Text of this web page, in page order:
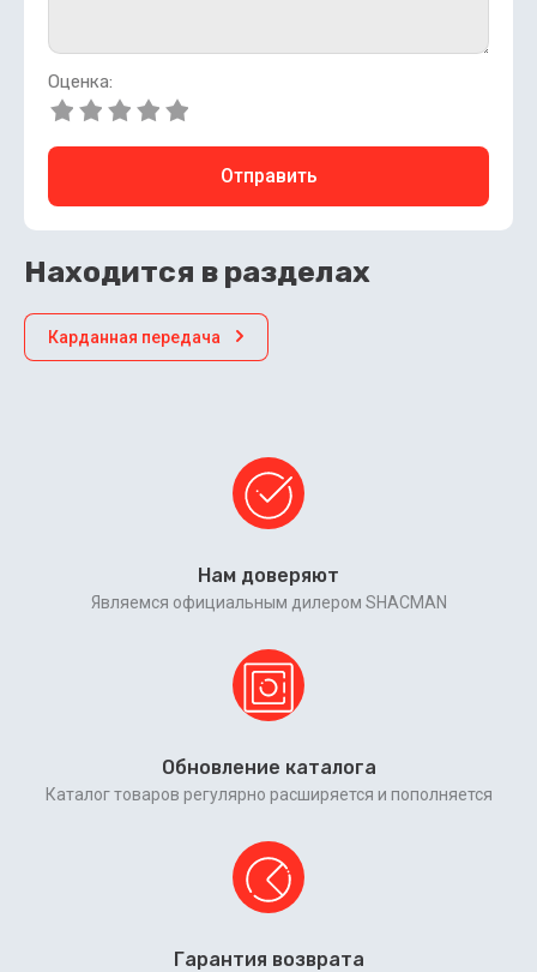
Оценка:
Отправить
Находится в разделах
Карданная передача
Нам доверяют
Являемся официальным дилером SHACMAN
Обновление каталога
Каталог товаров регулярно расширяется и пополняется
Гарантия возврата